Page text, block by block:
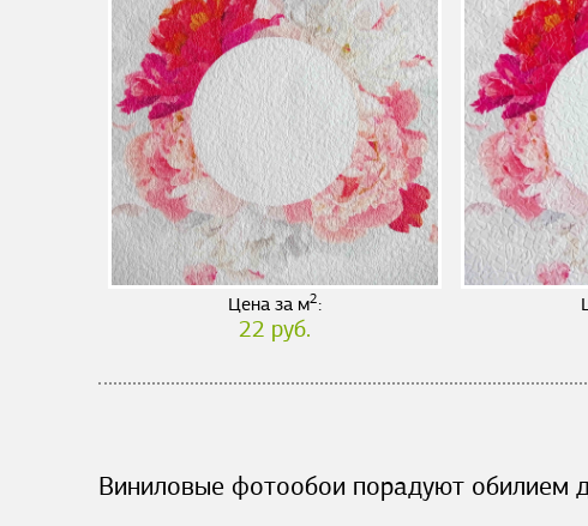
Цена за м2:
22 руб.
Виниловые фотообои порадуют обилием